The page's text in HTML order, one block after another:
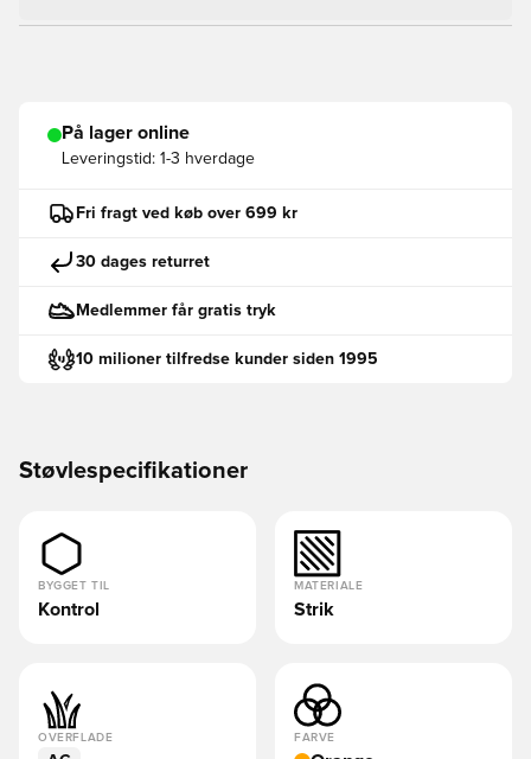
På lager online
Leveringstid: 1-3 hverdage
Fri fragt ved køb over 699 kr
30 dages returret
Medlemmer får gratis tryk
10 milioner tilfredse kunder siden 1995
Støvlespecifikationer
BYGGET TIL
Kontrol
MATERIALE
Strik
OVERFLADE FARVE